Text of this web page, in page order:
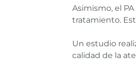
Asimismo, el
tratamiento.
Un estudio
calidad de la